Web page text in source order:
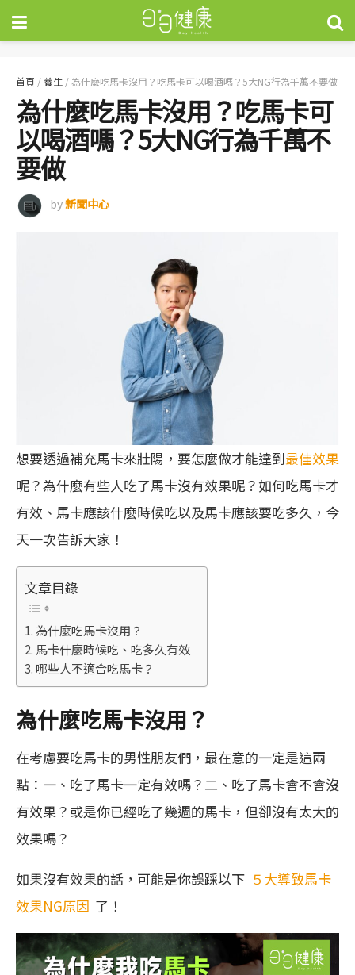
首頁 /養生 /為什麼吃馬卡沒用？吃馬卡可以喝酒嗎？5大NG行為千萬不要做
為什麼吃馬卡沒用？吃馬卡可
以喝酒嗎？5大NG行為千萬不
要做
by新聞中心
想要透過補充馬卡來壯陽，要怎麼做才能達到最佳效果
呢？為什麼有些人吃了馬卡沒有效果呢？如何吃馬卡才
有效、馬卡應該什麼時候吃以及馬卡應該要吃多久，今
天一次告訴大家！
文章目錄
為什麼吃馬卡沒用？
馬卡什麼時候吃、吃多久有效
哪些人不適合吃馬卡？
為什麼吃馬卡沒用？
在考慮要吃馬卡的男性朋友們，最在意的一定是這兩
點：一、吃了馬卡一定有效嗎？二、吃了馬卡會不會沒
有效果？或是你已經吃了幾週的馬卡，但卻沒有太大的
效果嗎？
如果沒有效果的話，可能是你誤踩以下 ５大導致馬卡
效果NG原因 了！